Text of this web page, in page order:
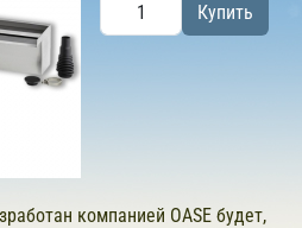
Купить
компанией OASE будет,